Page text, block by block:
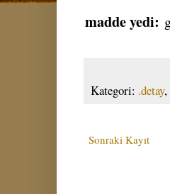
madde yedi:
Kategori: .detay,
Sonraki Kayıt